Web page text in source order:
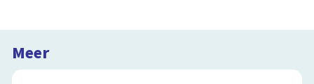
Meer